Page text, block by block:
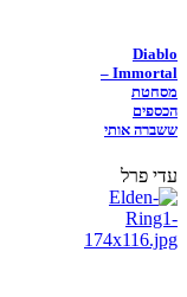
Diablo
Immortal –
מסחטת
הכספים
ששברה אותי
עדי פרל